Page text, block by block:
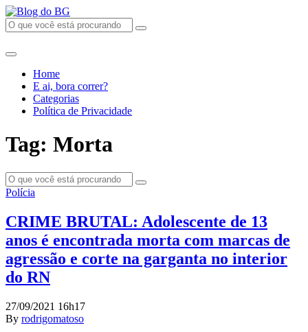
Home
E ai, bora correr?
Categorias
Política de Privacidade
Tag: Morta
Polícia
CRIME BRUTAL: Adolescente de 13
anos é encontrada morta com marcas de
agressão e corte na garganta no interior
do RN
27/09/2021 16h17
By rodrigomatoso